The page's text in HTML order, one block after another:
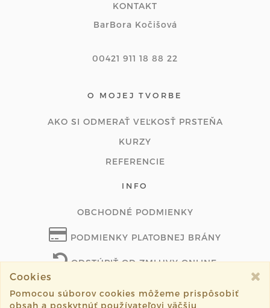
KONTAKT
BarBora Kočišová
00421 911 18 88 22
O MOJEJ TVORBE
AKO SI ODMERAŤ VEĽKOSŤ PRSTEŇA
KURZY
REFERENCIE
INFO
OBCHODNÉ PODMIENKY
PODMIENKY PLATOBNEJ BRÁNY
ODSTÚPIŤ OD ZMLUVY ONLINE
Cookies
Pomocou súborov cookies môžeme prispôsobiť
obsah a poskytnúť používateľovi väčšiu